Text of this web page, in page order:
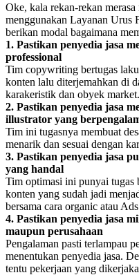
Oke, kala rekan-rekan
menggunakan Layanan Urus
berikan modal bagaimana
1. Pastikan penyedia jasa
professional
Tim copywriting bertugas
konten lalu diterjemahkan di
karakeristik dan obyek market.
2. Pastikan penyedia jasa
illustrator yang
Tim ini tugasnya membuat
menarik dan sesuai dengan
3. Pastikan penyedia jasa
yang handal
Tim optimasi ini punyai tugas
konten yang sudah jadi
bersama cara organic atau
4. Pastikan penyedia jasa
maupun perusahaan
Pengalaman pasti terlampau
menentukan penyedia jasa.
tentu pekerjaan yang